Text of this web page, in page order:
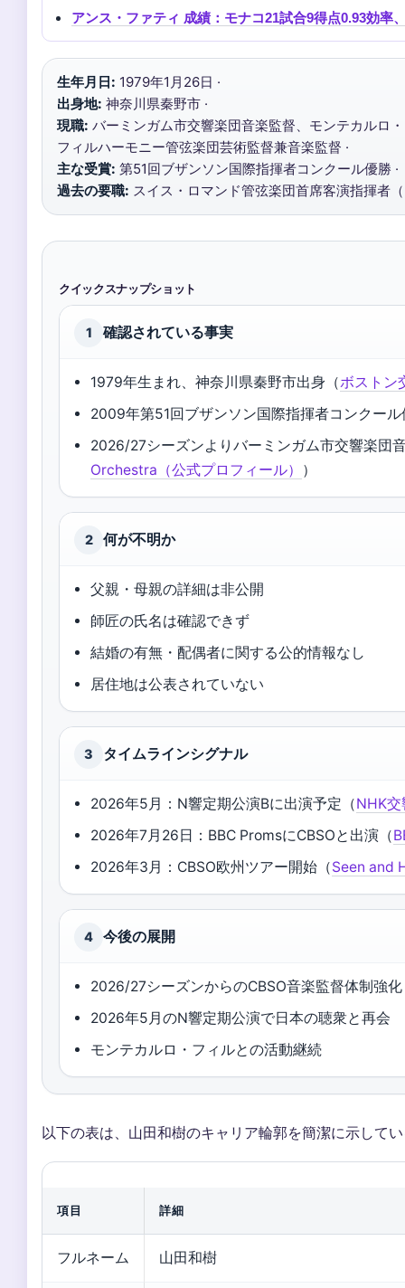
アンス・ファティ 成績：モナコ21試合9得点0.93効率
生年月日: 1979年1月26日 ·
出身地: 神奈川県秦野市 ·
現職: バーミンガム市交響楽団音楽監督、モンテカルロ・
フィルハーモニー管弦楽団芸術監督兼音楽監督 ·
主な受賞: 第51回ブザンソン国際指揮者コンクール優勝 ·
過去の要職: スイス・ロマンド管弦楽団首席客演指揮者
クイックスナップショット
1 確認されている事実
1979年生まれ、神奈川県秦野市出身（ボストン
2009年第51回ブザンソン国際指揮者コンクー
2026/27シーズンよりバーミンガム市交響楽団
Orchestra（公式プロフィール） ）
2 何が不明か
父親・母親の詳細は非公開
師匠の氏名は確認できず
結婚の有無・配偶者に関する公的情報なし
居住地は公表されていない
3 タイムラインシグナル
2026年5月：N響定期公演Bに出演予定（NHK
2026年7月26日：BBC PromsにCBSOと出演（
2026年3月：CBSO欧州ツアー開始（Seen and
4 今後の展開
2026/27シーズンからのCBSO音楽監督体制強化
2026年5月のN響定期公演で日本の聴衆と再会
モンテカルロ・フィルとの活動継続
以下の表は、山田和樹のキャリア輪郭を簡潔に示して
項目 詳細
フルネーム 山田和樹